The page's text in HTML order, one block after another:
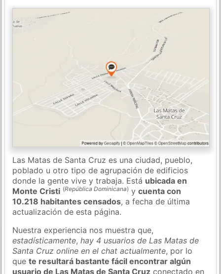
Las Matas de Santa Cruz es una ciudad, pueblo,
poblado u otro tipo de agrupación de edificios
donde la gente vive y trabaja. Está ubicada en
Monte Cristi (República Dominicana) ycuenta con
10.218 habitantes censados, a fecha de última
actualización de esta página.
Nuestra experiencia nos muestra que,
estadísticamente,hay 4 usuarios de Las Matas de
Santa Cruz online en el chat actualmente, por lo
quete resultará bastante fácil encontrar algún
usuario de Las Matas de Santa Cruz conectado en